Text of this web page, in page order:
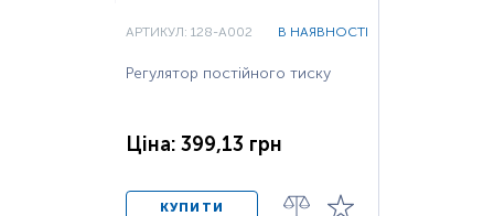
АРТИКУЛ: 128-A002 В НАЯВНОСТІ
Регулятор постійного тиску
Ціна: 399,13 грн
КУПИТИ